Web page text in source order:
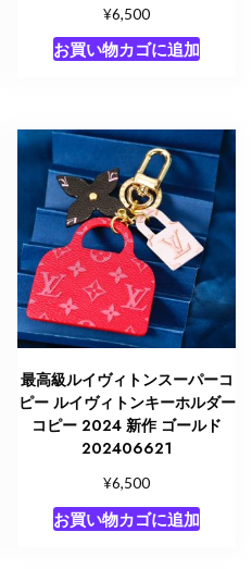
¥6,500
お買い物カゴに追加
最高級ルイヴィトンスーパーコ
ピー ルイヴィトンキーホルダー
コピー 2024 新作 ゴールド
202406621
¥6,500
お買い物カゴに追加